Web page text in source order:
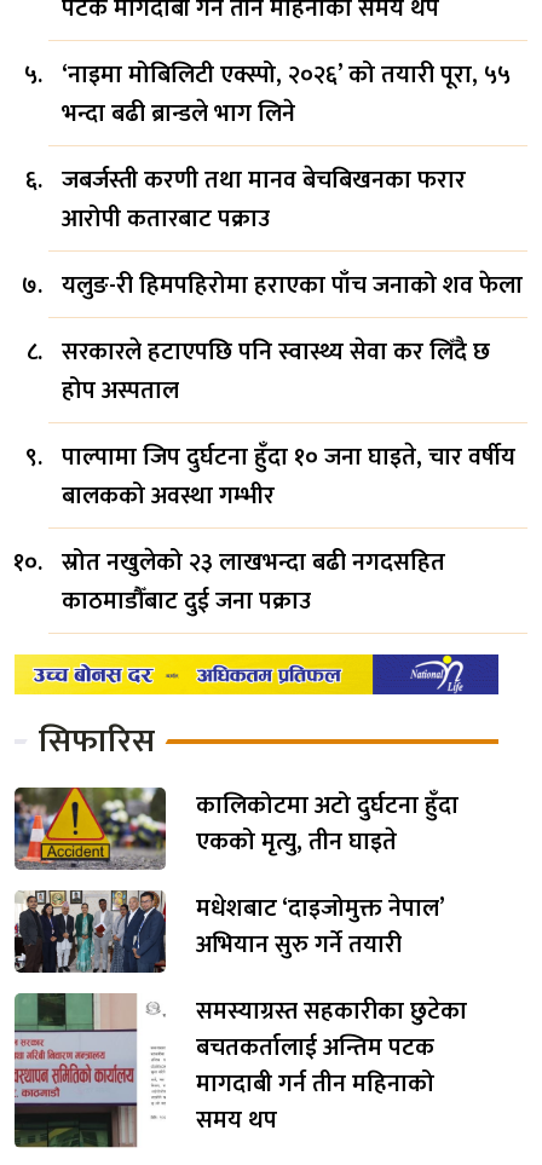
पटक मागदाबी गर्न तीन महिनाको समय थप
‘नाइमा मोबिलिटी एक्स्पो, २०२६’ को तयारी पूरा, ५५
भन्दा बढी ब्रान्डले भाग लिने
जबर्जस्ती करणी तथा मानव बेचबिखनका फरार
आरोपी कतारबाट पक्राउ
यलुङ-री हिमपहिरोमा हराएका पाँच जनाको शव फेला
सरकारले हटाएपछि पनि स्वास्थ्य सेवा कर लिँदै छ
होप अस्पताल
पाल्पामा जिप दुर्घटना हुँदा १० जना घाइते, चार वर्षीय
बालकको अवस्था गम्भीर
स्रोत नखुलेको २३ लाखभन्दा बढी नगदसहित
काठमाडौँबाट दुई जना पक्राउ
सिफारिस
कालिकोटमा अटो दुर्घटना हुँदा
एकको मृत्यु, तीन घाइते
मधेशबाट ‘दाइजोमुक्त नेपाल’
अभियान सुरु गर्ने तयारी
समस्याग्रस्त सहकारीका छुटेका
बचतकर्तालाई अन्तिम पटक
मागदाबी गर्न तीन महिनाको
समय थप